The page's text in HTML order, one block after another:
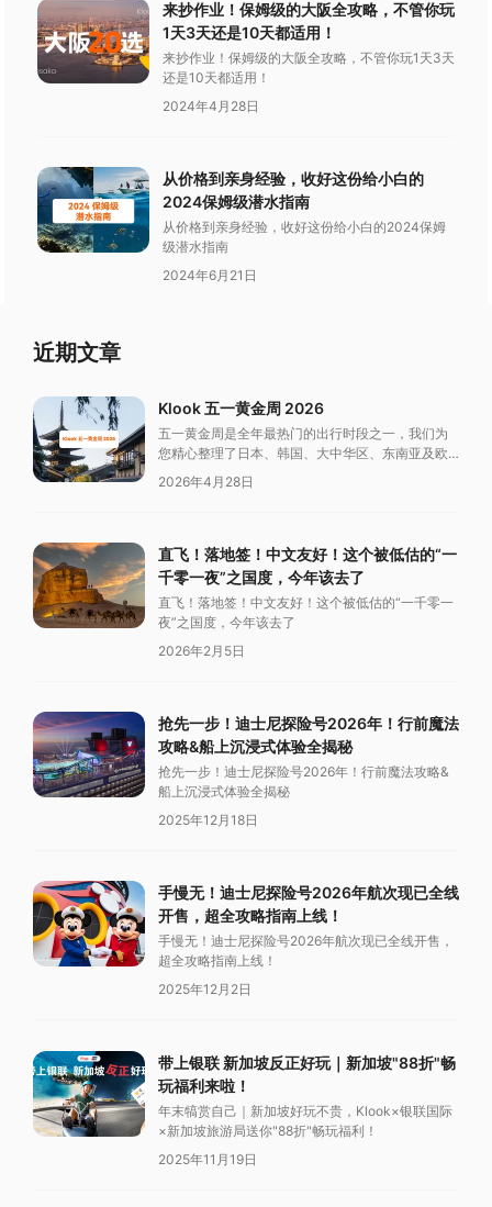
来抄作业！保姆级的大阪全攻略，不管你玩
1天3天还是10天都适用！
来抄作业！保姆级的大阪全攻略，不管你玩1天3天
还是10天都适用！
2024年4月28日
从价格到亲身经验，收好这份给小白的
2024保姆级潜水指南
从价格到亲身经验，收好这份给小白的2024保姆
级潜水指南
2024年6月21日
近期文章
Klook 五一黄金周 2026
五一黄金周是全年最热门的出行时段之一，我们为
您精心整理了日本、韩国、大中华区、东南亚及欧
洲的 Klook 优惠，助您轻松规划假期行程。
2026年4月28日
直飞！落地签！中文友好！这个被低估的“一
千零一夜”之国度，今年该去了
直飞！落地签！中文友好！这个被低估的“一千零一
夜”之国度，今年该去了
2026年2月5日
抢先一步！迪士尼探险号2026年！行前魔法
攻略&船上沉浸式体验全揭秘
抢先一步！迪士尼探险号2026年！行前魔法攻略&
船上沉浸式体验全揭秘
2025年12月18日
手慢无！迪士尼探险号2026年航次现已全线
开售，超全攻略指南上线！
手慢无！迪士尼探险号2026年航次现已全线开售，
超全攻略指南上线！
2025年12月2日
带上银联 新加坡反正好玩｜新加坡"88折"畅
玩福利来啦！
年末犒赏自己｜新加坡好玩不贵，Klook×银联国际
×新加坡旅游局送你"88折"畅玩福利！
2025年11月19日